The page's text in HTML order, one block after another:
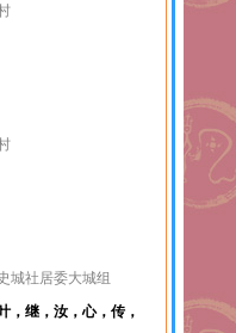
城社居委大城组
，继，汝，心，传，